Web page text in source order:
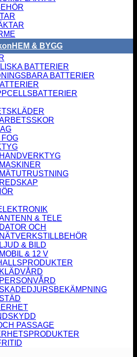
HEM & BYGG
BATTERIER
BATTERIER
FOG
HANDVERKTYG
MASKINER
MÄTUTRUSTNING
REDSKAP
& TELE
DATOR OCH
NÄTVERKSTILLBEHÖR
LJUD & BILD
MOBIL & 12 V
KLÄDVÅRD
PERSONVÅRD
SKADEDJURSBEKÄMPNING
STÄD
PASSAGE